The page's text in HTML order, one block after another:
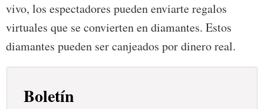
vivo, los espectadores pueden enviarte regalos
virtuales que se convierten en diamantes. Estos
diamantes pueden ser canjeados por dinero real.
Boletín